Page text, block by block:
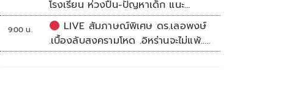
โรงเรียน ห่วงปืน-ปัญหาเด็ก แนะ
ศธ.เร่งอุดช่องโหว่
9:00 น.
LIVE สัมภาษณ์พิเศษ ดร.เลอพงษ์
.เบื้องลับสงครามโหด .อิหร่านจะไม่แพ้..
.ระเบียบโลกใหม่ในตะวันออกกลาง…. |